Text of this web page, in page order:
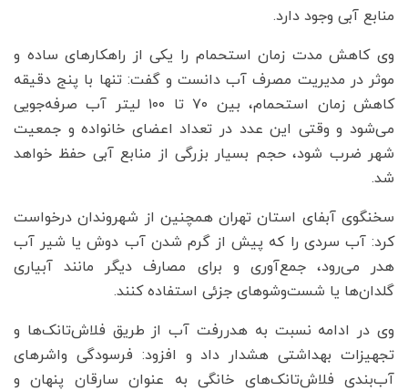
منابع آبی وجود دارد.
وی کاهش مدت زمان استحمام را یکی از راهکارهای ساده و
موثر در مدیریت مصرف آب دانست و گفت: تنها با پنج دقیقه
کاهش زمان استحمام، بین ۷۰ تا ۱۰۰ لیتر آب صرفه‌جویی
می‌شود و وقتی این عدد در تعداد اعضای خانواده و جمعیت
شهر ضرب شود، حجم بسیار بزرگی از منابع آبی حفظ خواهد
شد.
سخنگوی آبفای استان تهران همچنین از شهروندان درخواست
کرد: آب سردی را که پیش از گرم شدن آب دوش یا شیر آب
هدر می‌رود، جمع‌آوری و برای مصارف دیگر مانند آبیاری
گلدان‌ها یا شست‌وشوهای جزئی استفاده کنند.
وی در ادامه نسبت به هدررفت آب از طریق فلاش‌تانک‌ها و
تجهیزات بهداشتی هشدار داد و افزود: فرسودگی واشرهای
آب‌بندی فلاش‌تانک‌های خانگی به عنوان سارقان پنهان و